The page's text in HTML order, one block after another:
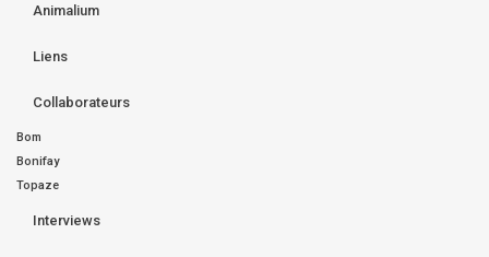
Animalium
Liens
Collaborateurs
Bom
Bonifay
Topaze
Interviews